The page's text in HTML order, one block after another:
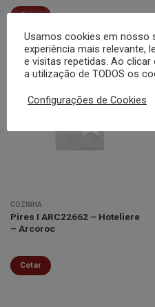
Cotar
COZINHA
Pires I ARC22662 – Hoteliere
– Arcoroc
Cotar
Usamos cookies em nosso
experiência mais relevante,
e visitas repetidas. Ao clicar
a utilização de TODOS os
Configurações de Cookies